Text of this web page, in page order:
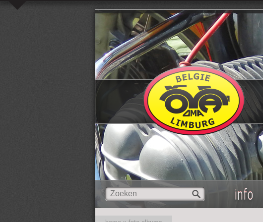
Overslaan en naar de inhoud gaan
Zoekveld
Zoeken info